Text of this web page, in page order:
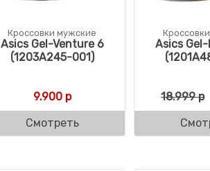
Кроссовки мужские
Asics Gel-Venture 6
(1203A245-001)
9.900р
Смотреть
Asics Gel-
18.999р